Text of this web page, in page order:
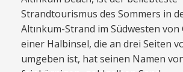
Strandtourismus des Sommers in
Altınkum-Strand im Südwesten von
einer Halbinsel, die an drei Seiten
umgeben ist, hat seinen Namen